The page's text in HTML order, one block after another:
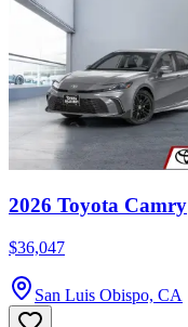
2026 Toyota Camry
$36,047
San Luis Obispo, CA